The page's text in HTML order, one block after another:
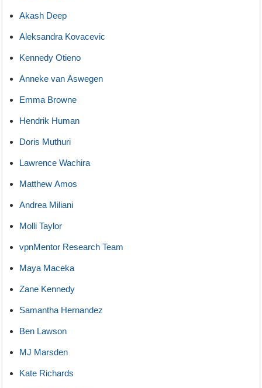
Akash Deep
Aleksandra Kovacevic
Kennedy Otieno
Anneke van Aswegen
Emma Browne
Hendrik Human
Doris Muthuri
Lawrence Wachira
Matthew Amos
Andrea Miliani
Molli Taylor
vpnMentor Research Team
Maya Maceka
Zane Kennedy
Samantha Hernandez
Ben Lawson
MJ Marsden
Kate Richards